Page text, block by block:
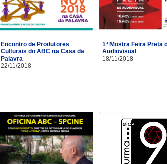
Encontro de Produtores
Culturais do ABC na Casa da
Palavra
22/11/2018
1ª Mostra Feira Preta
Audiovisual
18/11/2018